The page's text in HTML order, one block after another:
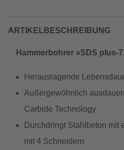
ARTIKELBESCHREIBUNG
Hammerbohrer »SDS plus-
Herausragende
Außergewöhnlich
Carbide Technology
Durchdringt Stahlbeton mit
mit 4 Schneidern